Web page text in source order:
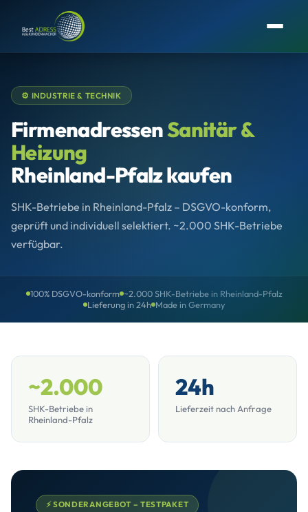
⚙️ INDUSTRIE & TECHNIK
FirmenadressenSanitär &
Heizung
Rheinland-Pfalz kaufen
SHK-Betriebe in Rheinland-Pfalz – DSGVO-konform,
geprüft und individuell selektiert. ~2.000 SHK-Betriebe
verfügbar.
100% DSGVO-konform ~2.000 SHK-Betriebe in Rheinland-Pfalz
Lieferung in 24h Made in Germany
~2.000
SHK-Betriebe in
Rheinland-Pfalz
24h
Lieferzeit nach Anfrage
⚡ SONDERANGEBOT – TESTPAKET